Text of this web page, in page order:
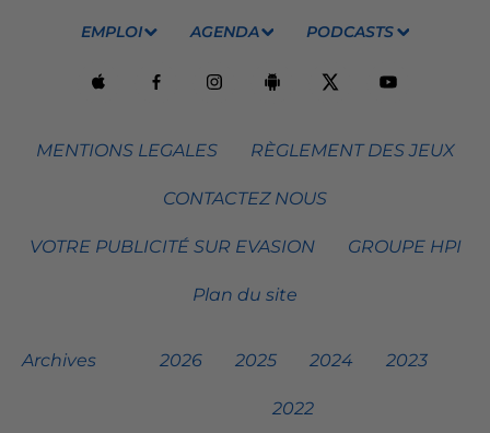
EMPLOI AGENDA PODCASTS
MENTIONS LEGALES RÈGLEMENT DES JEUX
CONTACTEZ NOUS
VOTRE PUBLICITÉ SUR EVASION GROUPE HPI
Plan du site
Archives 2026 2025 2024 2023
2022